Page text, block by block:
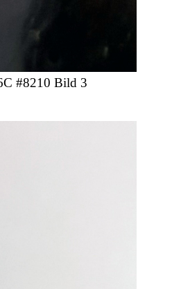
#8210 Bild 3